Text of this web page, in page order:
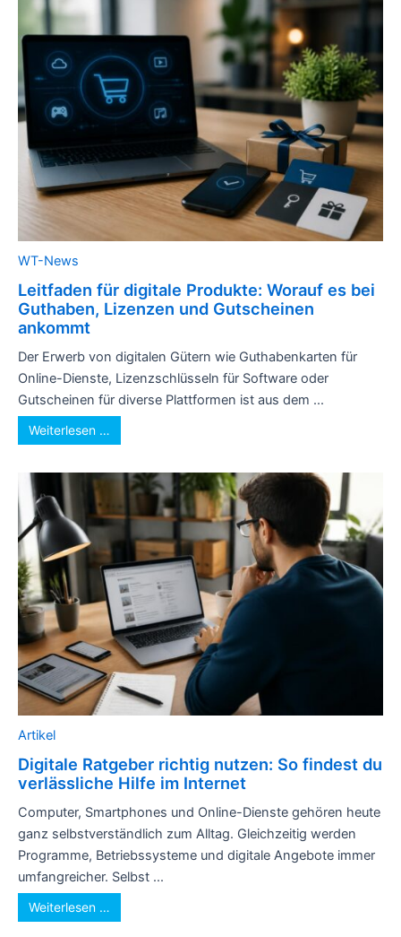
WT-News
Leitfaden für digitale Produkte: Worauf es bei
Guthaben, Lizenzen und Gutscheinen
ankommt
Der Erwerb von digitalen Gütern wie Guthabenkarten für
Online-Dienste, Lizenzschlüsseln für Software oder
Gutscheinen für diverse Plattformen ist aus dem ...
Weiterlesen …
Artikel
Digitale Ratgeber richtig nutzen: So findest du
verlässliche Hilfe im Internet
Computer, Smartphones und Online-Dienste gehören heute
ganz selbstverständlich zum Alltag. Gleichzeitig werden
Programme, Betriebssysteme und digitale Angebote immer
umfangreicher. Selbst ...
Weiterlesen …